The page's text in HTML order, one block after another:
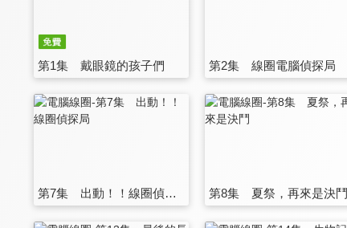
第1集 戴眼鏡的孩子們 第2集 線圈電腦偵探局
第7集 出動！！線圈偵探局 第8集 夏祭，再來是決鬥